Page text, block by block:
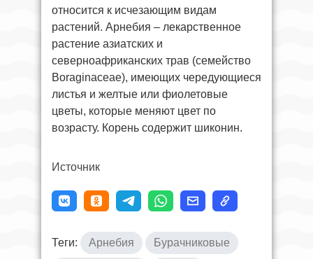
относится к исчезающим видам
растений. Арнебия – лекарственное
растение азиатских и
северноафриканских трав (семейство
Boraginaceae), имеющих чередующиеся
листья и желтые или фиолетовые
цветы, которые меняют цвет по
возрасту. Корень содержит шиконин.
Источник
Теги: Арнебия Бурачниковые